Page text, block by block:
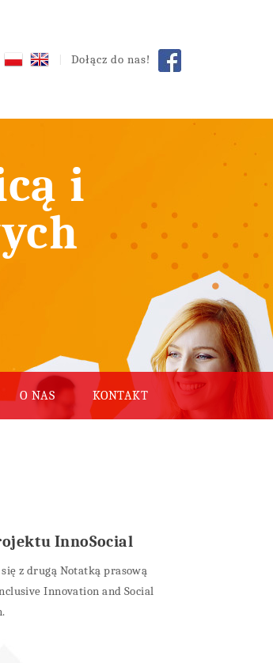
Dołącz do nas!
i
O NAS KONTAKT
InnoSocial
z drugą Notatką prasową
Innovation and Social